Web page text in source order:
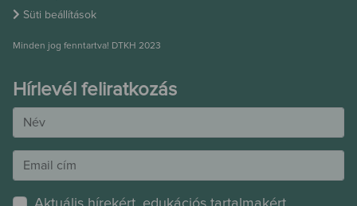
Süti beállítások
Minden jog fenntartva! DTKH 2023
Hírlevél feliratkozás